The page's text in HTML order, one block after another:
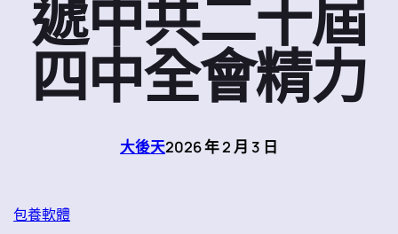
遞中共二十屆
四中全會精力
大後天2026 年 2 月 3 日
包養軟體